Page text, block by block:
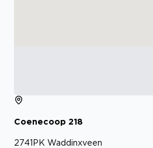
Coenecoop 218
2741PK Waddinxveen